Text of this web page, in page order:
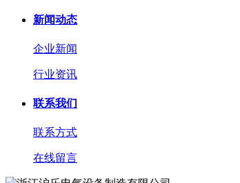
新闻动态
企业新闻
行业资讯
联系我们
联系方式
在线留言